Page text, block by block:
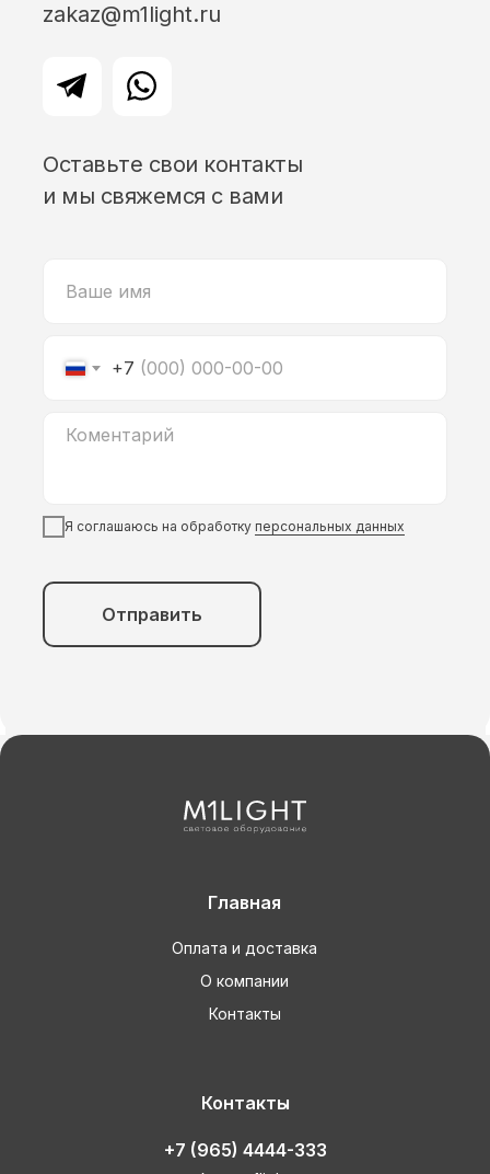
+7
Я соглашаюсь на обработку персональных данных
Отправить
Оставьте свои контакты
и мы свяжемся с вами
zakaz@m1light.ru
Контакты
+7 (965) 4444-333
Главная
Оплата и доставка
О компании
Контакты